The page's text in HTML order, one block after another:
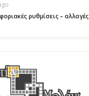
ρυθμίσεις – αλλαγές